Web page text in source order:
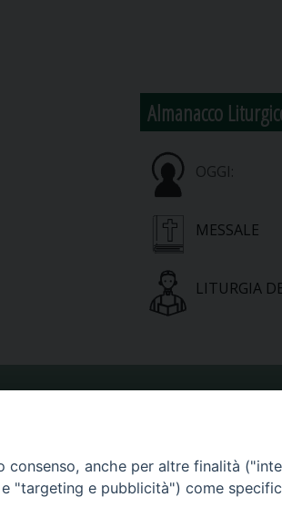
Almanacco
OGGI:
MESSALE
LITURGIA
anche per altre finalità
"targeting e pubblicità") come